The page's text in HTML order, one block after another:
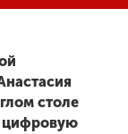
столе
цифровую